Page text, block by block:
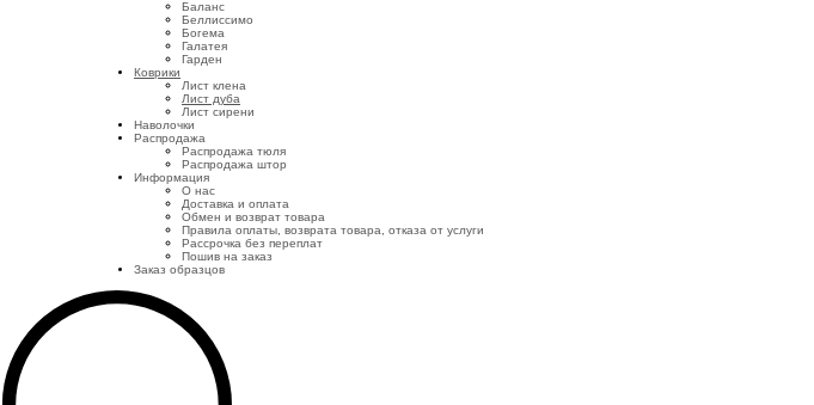
Баланс
Беллиссимо
Богема
Галатея
Гарден
Коврики
Лист клена
Лист дуба
Лист сирени
Наволочки
Распродажа
Распродажа тюля
Распродажа штор
Информация
О нас
Доставка и оплата
Обмен и возврат товара
Правила оплаты, возврата товара, отказа от услуги
Рассрочка без переплат
Пошив на заказ
Заказ образцов